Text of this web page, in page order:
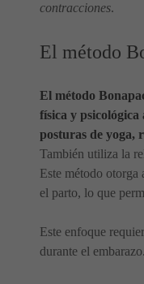
contracciones.
El método
El método
física y
posturas de yoga,
También utiliza la
Este método otorga
el parto, lo que
Este enfoque
durante el embarazo.